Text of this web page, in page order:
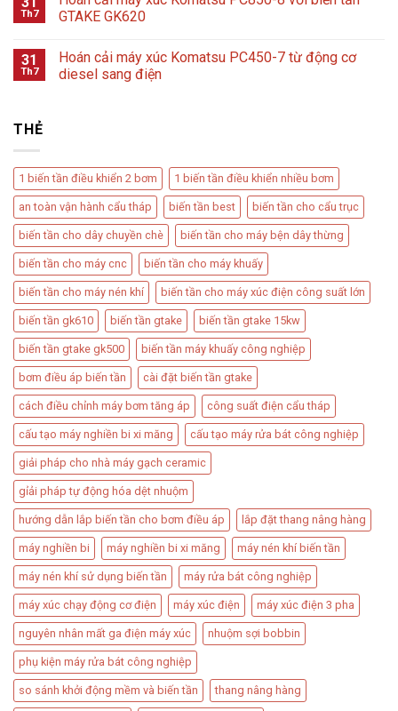
Th7
GTAKE GK620
31
Th7
Hoán cải máy xúc Komatsu PC450-7 từ động cơ
diesel sang điện
THẺ
1 biến tần điều khiển 2 bơm 1 biến tần điều khiển nhiều bơm
an toàn vận hành cẩu tháp biến tần best biến tần cho cẩu trục
biến tần cho dây chuyền chè biến tần cho máy bện dây thừng
biến tần cho máy cnc biến tần cho máy khuấy
biến tần cho máy nén khí biến tần cho máy xúc điện công suất lớn
biến tần gk610 biến tần gtake biến tần gtake 15kw
biến tần gtake gk500 biến tần máy khuấy công nghiệp
bơm điều áp biến tần​ cài đặt biến tần gtake
cách điều chỉnh máy bơm tăng áp​ công suất điện cẩu tháp​
cấu tạo máy nghiền bi xi măng cấu tạo máy rửa bát công nghiệp
giải pháp cho nhà máy gạch ceramic
gỉải pháp tự động hóa dệt nhuộm
hướng dẫn lắp biến tần cho bơm điều áp lắp đặt thang nâng hàng​
máy nghiền bi máy nghiền bi xi măng máy nén khí biến tần
máy nén khí sử dụng biến tần máy rửa bát công nghiệp
máy xúc chạy động cơ điện máy xúc điện máy xúc điện 3 pha
nguyên nhân mất ga điện máy xúc nhuộm sợi bobbin
phụ kiện máy rửa bát công nghiệp
so sánh khởi động mềm và biến tần thang nâng hàng